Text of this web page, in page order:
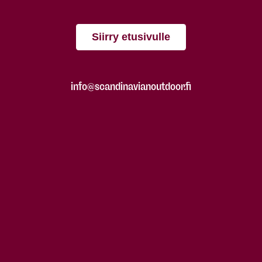
Siirry etusivulle
info@scandinavianoutdoor.fi